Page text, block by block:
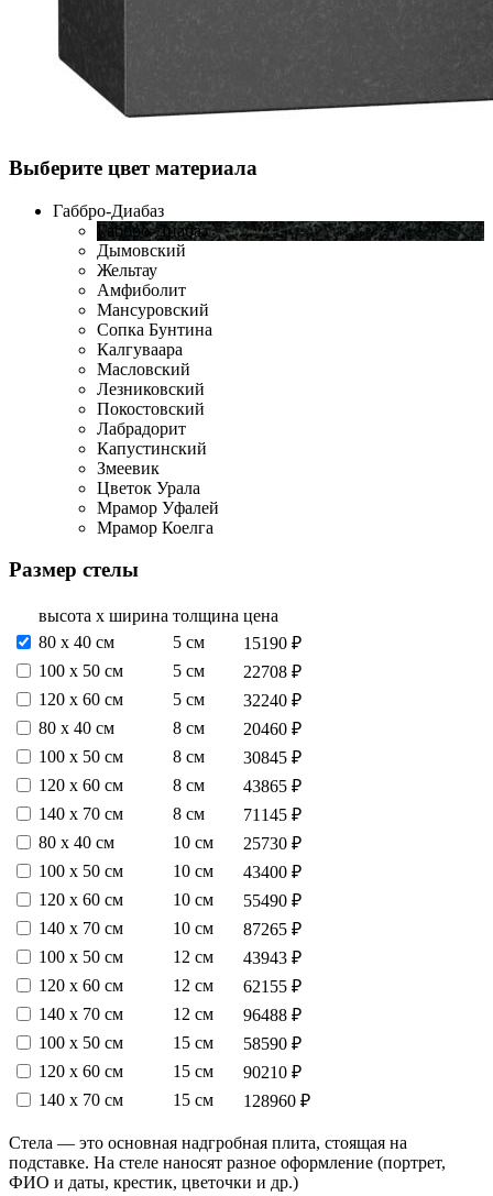
Выберите цвет материала
Габбро-Диабаз
Габбро-Диабаз
Дымовский
Жельтау
Амфиболит
Мансуровский
Сопка Бунтина
Калгуваара
Масловский
Лезниковский
Покостовский
Лабрадорит
Капустинский
Змеевик
Цветок Урала
Мрамор Уфалей
Мрамор Коелга
Размер стелы
высота х ширина толщина цена
80 х 40 см
5 см
15190 ₽
100 х 50 см
5 см
22708 ₽
120 х 60 см
5 см
32240 ₽
80 х 40 см
8 см
20460 ₽
100 х 50 см
8 см
30845 ₽
120 х 60 см
8 см
43865 ₽
140 х 70 см
8 см
71145 ₽
80 х 40 см
10 см
25730 ₽
100 х 50 см
10 см
43400 ₽
120 х 60 см
10 см
55490 ₽
140 х 70 см
10 см
87265 ₽
100 х 50 см
12 см
43943 ₽
120 х 60 см
12 см
62155 ₽
140 х 70 см
12 см
96488 ₽
100 х 50 см
15 см
58590 ₽
120 х 60 см
15 см
90210 ₽
140 х 70 см
15 см 128960 ₽
Стела — это основная надгробная плита, стоящая на
подставке. На стеле наносят разное оформление (портрет,
ФИО и даты, крестик, цветочки и др.)